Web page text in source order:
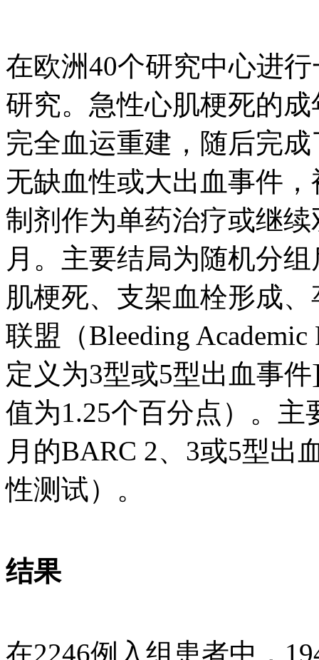
在欧洲40个研究中心进
研究。急性心肌梗死的
完全血运重建，随后完
无缺血性或大出血事件
制剂作为单药治疗或继
月。主要结局为随机分
肌梗死、支架血栓形成
联盟（Bleeding Academic
定义为3型或5型出血事
值为1.25个百分点）。
月的BARC 2、3或5型出
性测试）。
结果
在2246例入组患者中，